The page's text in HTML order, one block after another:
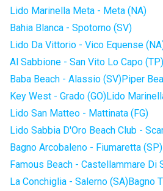
Lido Marinella Meta - Meta (NA)
Bahia Blanca - Spotorno (SV)
Lido Da Vittorio - Vico Equense
Al Sabbione - San Vito Lo Capo (TP)
Baba Beach - Alassio (SV)Piper
Key West - Grado (GO)Lido
Lido San Matteo - Mattinata (FG)
Lido Sabbia D'Oro Beach Club -
Bagno Arcobaleno - Fiumaretta (SP)
Famous Beach - Castellammare Di
La Conchiglia - Salerno (SA)Bagno